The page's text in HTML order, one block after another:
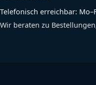
Telefonisch erreichbar:
Wir beraten zu